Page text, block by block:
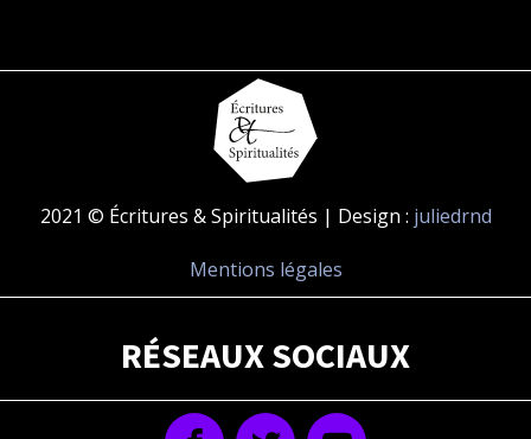
2021 © Écritures & Spiritualités | Design : juliedrnd
Mentions légales
RÉSEAUX SOCIAUX